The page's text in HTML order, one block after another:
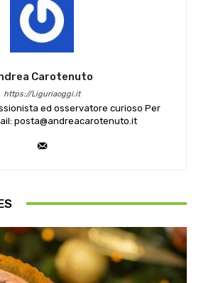
Carotenuto
https://Liguriaoggi.it
ed osservatore curioso Per
posta@andreacarotenuto.it